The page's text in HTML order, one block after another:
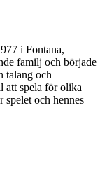
i Fontana,
familj och började
talang och
att spela för olika
spelet och hennes